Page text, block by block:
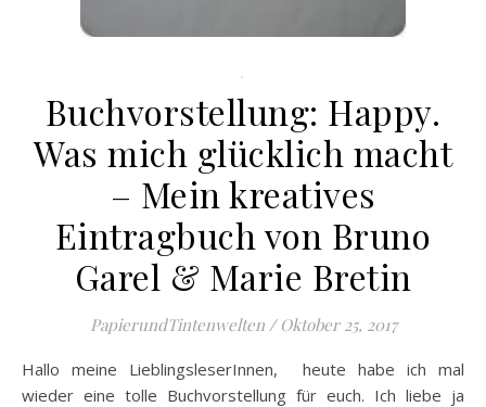
.
Buchvorstellung: Happy.
Was mich glücklich macht
– Mein kreatives
Eintragbuch von Bruno
Garel & Marie Bretin
PapierundTintenwelten / Oktober 25, 2017
Hallo meine LieblingsleserInnen, heute habe ich mal
wieder eine tolle Buchvorstellung für euch. Ich liebe ja